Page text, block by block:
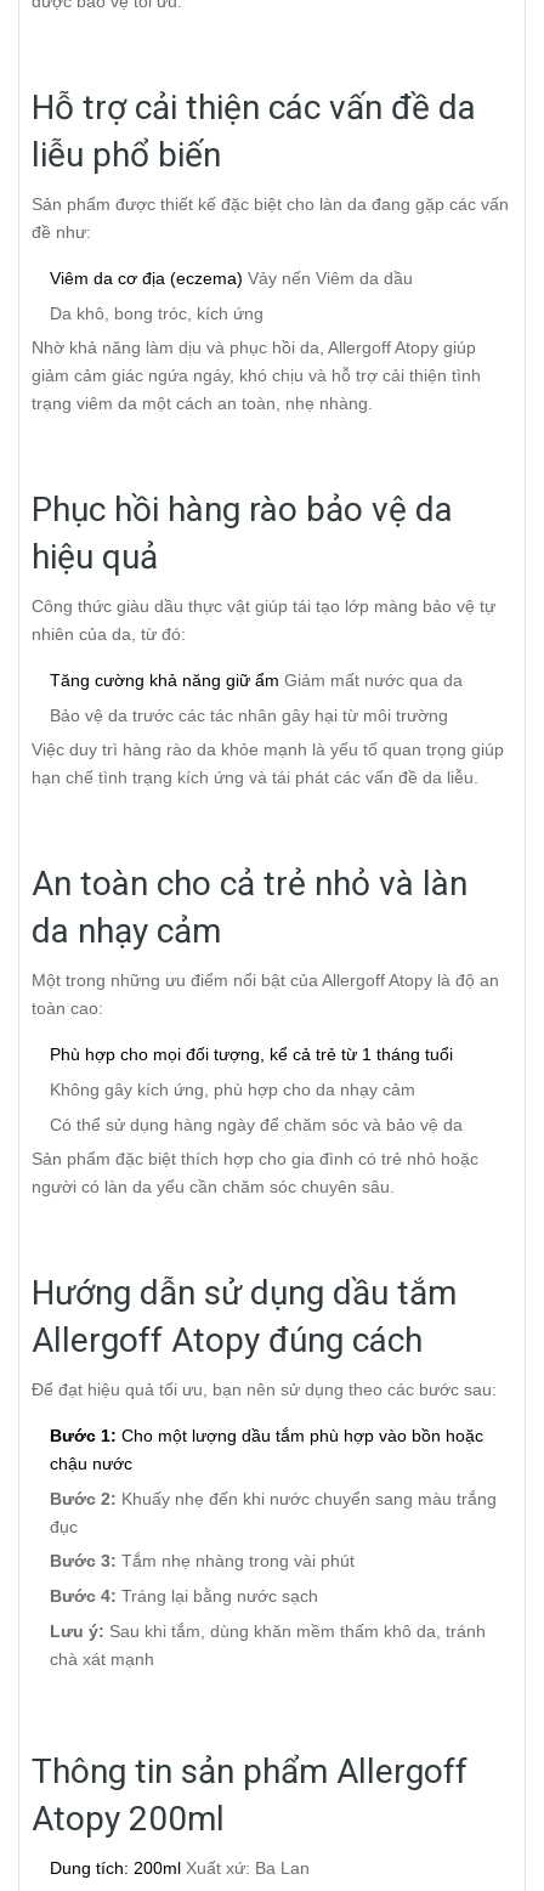
Hỗ trợ cải thiện các vấn đề da
liễu phổ biến
Sản phẩm được thiết kế đặc biệt cho làn da đang gặp các vấn
đề như:
Viêm da cơ địa (eczema) Vảy nến Viêm da dầu
Da khô, bong tróc, kích ứng
Nhờ khả năng làm dịu và phục hồi da, Allergoff Atopy giúp
giảm cảm giác ngứa ngáy, khó chịu và hỗ trợ cải thiện tình
trạng viêm da một cách an toàn, nhẹ nhàng.
Phục hồi hàng rào bảo vệ da
hiệu quả
Công thức giàu dầu thực vật giúp tái tạo lớp màng bảo vệ tự
nhiên của da, từ đó:
Tăng cường khả năng giữ ẩm Giảm mất nước qua da
Bảo vệ da trước các tác nhân gây hại từ môi trường
Việc duy trì hàng rào da khỏe mạnh là yếu tố quan trọng giúp
hạn chế tình trạng kích ứng và tái phát các vấn đề da liễu.
An toàn cho cả trẻ nhỏ và làn
da nhạy cảm
Một trong những ưu điểm nổi bật của Allergoff Atopy là độ an
toàn cao:
Phù hợp cho mọi đối tượng, kể cả trẻ từ 1 tháng tuổi
Không gây kích ứng, phù hợp cho da nhạy cảm
Có thể sử dụng hàng ngày để chăm sóc và bảo vệ da
Sản phẩm đặc biệt thích hợp cho gia đình có trẻ nhỏ hoặc
người có làn da yếu cần chăm sóc chuyên sâu.
Hướng dẫn sử dụng dầu tắm
Allergoff Atopy đúng cách
Để đạt hiệu quả tối ưu, bạn nên sử dụng theo các bước sau:
Bước 1: Cho một lượng dầu tắm phù hợp vào bồn hoặc
chậu nước
Bước 2: Khuấy nhẹ đến khi nước chuyển sang màu trắng
đục
Bước 3: Tắm nhẹ nhàng trong vài phút
Bước 4: Tráng lại bằng nước sạch
Lưu ý: Sau khi tắm, dùng khăn mềm thấm khô da, tránh
chà xát mạnh
Thông tin sản phẩm Allergoff
Atopy 200ml
Dung tích: 200ml Xuất xứ: Ba Lan